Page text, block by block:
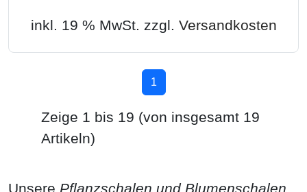
inkl. 19 % MwSt. zzgl. Versandkosten
1
Zeige 1 bis 19 (von insgesamt 19
Artikeln)
Unsere Pflanzschalen und Blumenschalen